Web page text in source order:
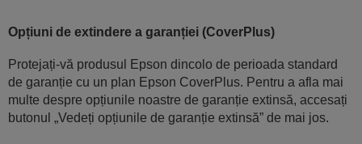
Opțiuni de extindere a garanției (CoverPlus)
Protejați-vă produsul Epson dincolo de perioada standard
de garanție cu un plan Epson CoverPlus. Pentru a afla mai
multe despre opțiunile noastre de garanție extinsă, accesați
butonul „Vedeți opțiunile de garanție extinsă” de mai jos.